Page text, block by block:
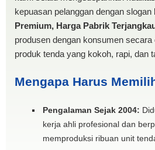
kepuasan pelanggan dengan slogan
Premium, Harga Pabrik
produsen dengan konsumen
produk tenda yang kokoh, rapi, dan
Mengapa Harus
Pengalaman Sejak 2004:
kerja ahli profesional dan
memproduksi ribuan unit